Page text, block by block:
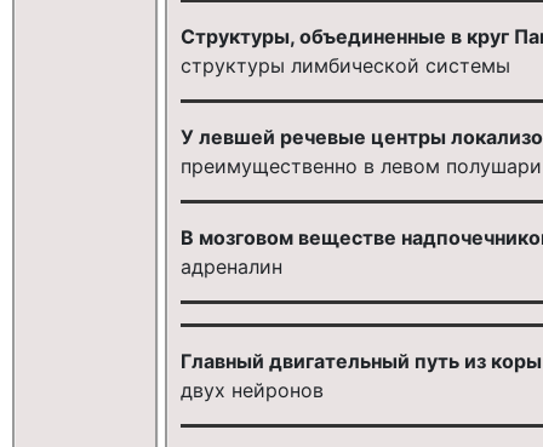
Структуры, объединенные в круг
структуры лимбической системы
У левшей речевые центры
преимущественно в левом
В мозговом веществе
адреналин
Главный двигательный путь из
двух нейронов